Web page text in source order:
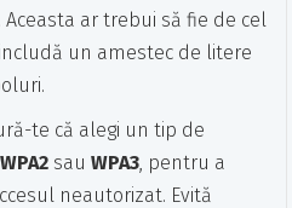
Aceasta ar trebui să fie de cel
un amestec de litere
te că alegi un tip de
WPA2 sauWPA3, pentru a
neautorizat. Evită